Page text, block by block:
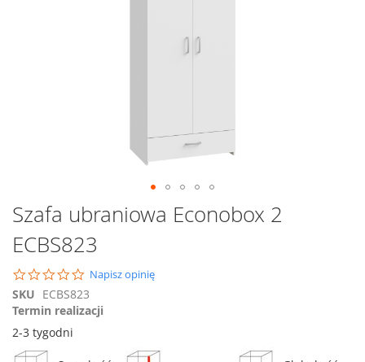
Przejdź
na
początek
galerii
Szafa ubraniowa Econobox 2
ECBS823
0.0
star
rating
Napisz opinię
SKU ECBS823
Termin realizacji
2-3 tygodni